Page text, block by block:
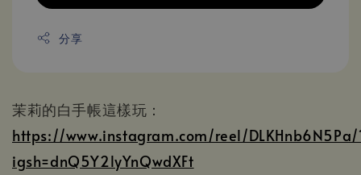
分享
茉莉的白手帳這樣玩：
https://www.instagram.com/reel/DLKHnb6N5Pa/
igsh=dnQ5Y2lyYnQwdXFt